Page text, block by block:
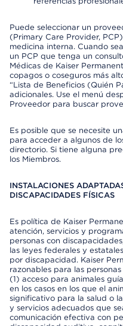
Puede seleccionar un
(Primary Care Provider,
medicina interna. Cuando
un PCP que tenga un
Médicas de Kaiser
copagos o coseguros más
“Lista de Beneficios (Quién
adicionales. Use el menú
Proveedor para buscar
Es posible que se necesite
para acceder a algunos de
directorio. Si tiene alguna
los Miembros.
INSTALACIONES
DISCAPACIDADES FÍSICAS
Es política de Kaiser
atención, servicios y
personas con
las leyes federales y
por discapacidad. Kaiser
razonables para las
(1) acceso para animales
en los casos en los que el
significativo para la salud o
y servicios adecuados que
comunicación efectiva con